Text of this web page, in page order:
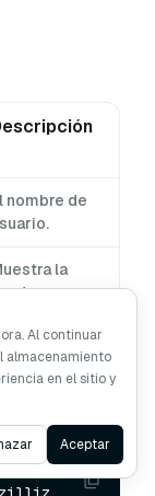
nombre de
la
para
Ask AI
Al continuar
almacenamiento
en el sitio y
Aceptar